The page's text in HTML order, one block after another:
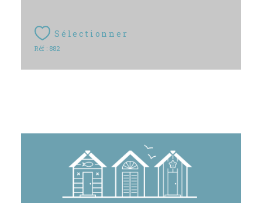
Sélectionner
Réf : 882